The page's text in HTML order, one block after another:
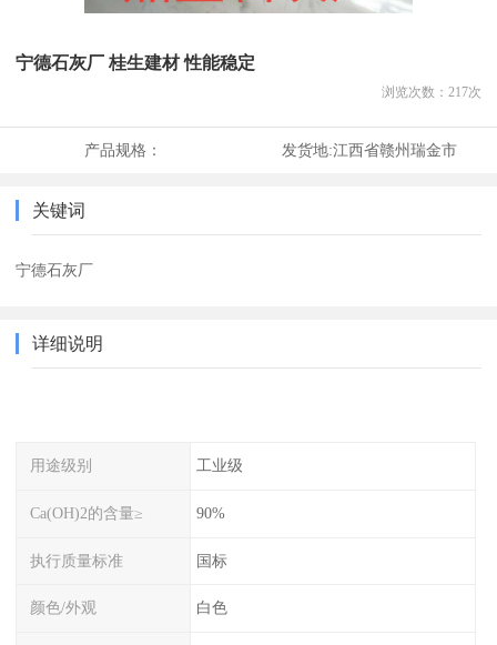
宁德石灰厂 桂生建材 性能稳定
浏览次数： 217次
产品规格： 发货地:江西省赣州瑞金市
关键词
宁德石灰厂
详细说明
用途级别 工业级
Ca(OH)2的含量≥ 90%
执行质量标准 国标
颜色/外观 白色